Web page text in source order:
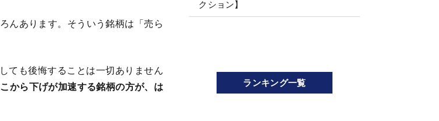
んあります。そういう銘柄は「売ら
ても後悔することは一切ありません
から下げが加速する銘柄の方が、は
クション】
ランキング一覧